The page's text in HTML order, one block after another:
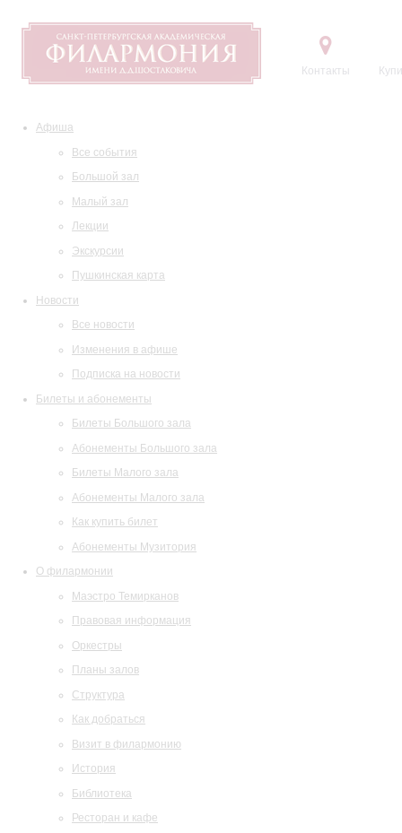
Контакты
Афиша
Все события
Большой зал
Малый зал
Лекции
Экскурсии
Пушкинская карта
Новости
Все новости
Изменения в афише
Подписка на новости
Билеты и абонементы
Билеты Большого зала
Абонементы Большого зала
Билеты Малого зала
Абонементы Малого зала
Как купить билет
Абонементы Музитория
О филармонии
Маэстро Темирканов
Правовая информация
Оркестры
Планы залов
Структура
Как добраться
Визит в филармонию
История
Библиотека
Ресторан и кафе